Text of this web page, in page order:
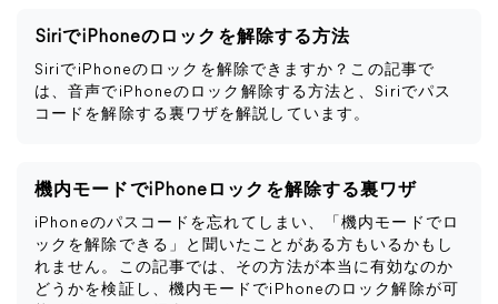
SiriでiPhoneのロックを解除する方法
SiriでiPhoneのロックを解除できますか？この記事で
は、音声でiPhoneのロック解除する方法と、Siriでパス
コードを解除する裏ワザを解説しています。
機内モードでiPhoneロックを解除する裏ワザ
iPhoneのパスコードを忘れてしまい、「機内モードでロ
ックを解除できる」と聞いたことがある方もいるかもし
れません。この記事では、その方法が本当に有効なのか
どうかを検証し、機内モードでiPhoneのロック解除が可